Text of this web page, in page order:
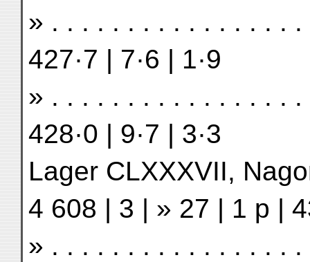
» . . . . . . . . . . . . . . . .
427·7 | 7·6 | 1·9
» . . . . . . . . . . . . . . . .
428·0 | 9·7 | 3·3
Lager CLXXXVII,
4 608 | 3 | » 27 | 1 p |
» . . . . . . . . . . . . . . . .